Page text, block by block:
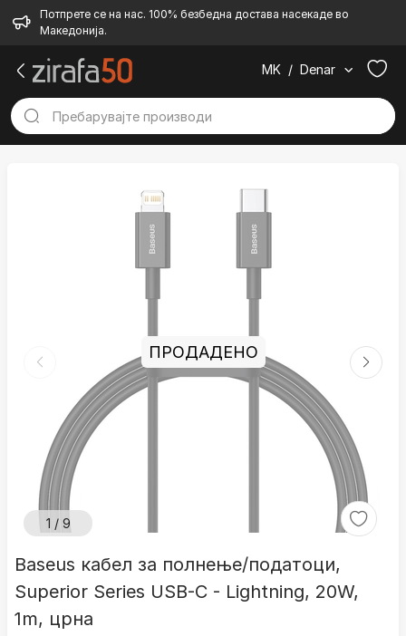
Потпрете се на нас. 100% безбедна достава насекаде во
Македонија.
MK / Denar
1 / 9
ПРОДАДЕНО
Baseus кабел за полнење/податоци,
Superior Series USB-C - Lightning, 20W,
1m, црна